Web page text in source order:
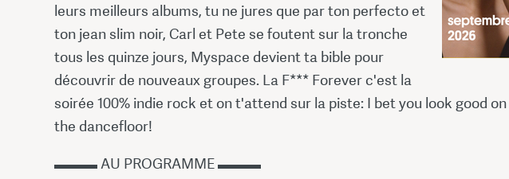
leurs meilleurs albums, tu ne jures que par ton perfecto et
ton jean slim noir, Carl et Pete se foutent sur la tronche
tous les quinze jours, Myspace devient ta bible pour
découvrir de nouveaux groupes. La F*** Forever c'est la
soirée 100% indie rock et on t'attend sur la piste: I bet you look good on
the dancefloor!
▬▬▬ AU PROGRAMME ▬▬▬